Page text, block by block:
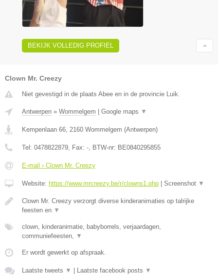
BEKIJK VOLLEDIG PROFIEL
Clown Mr. Creezy
Niet gevestigd in de plaats Abee en in de provincie Luik.
Antwerpen » Wommelgem Google maps ▼
Kempenlaan 66, 2160 Wommelgem (Antwerpen)
Tel: 0478822879, Fax: -, BTW-nr: BE0840295855
E-mail › Clown Mr. Creezy
Website: https://www.mrcreezy.be/r/clowns1.php Screenshot ▼
Clown Mr. Creezy verzorgt diverse kinderanimaties op talrijke
feesten en ▼
clown, kinderanimatie, babyborrels, verjaardagen,
communiefeesten, ▼
Er wordt gewerkt op afspraak.
Laatste tweets ▼ Laatste facebook posts ▼